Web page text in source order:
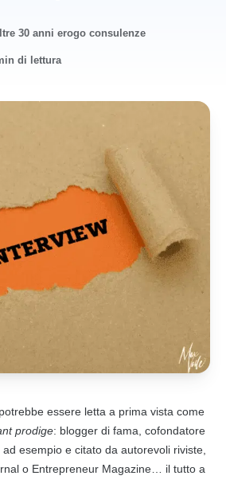
30 anni erogo consulenze
di lettura
potrebbe essere letta a prima vista come
prodige: blogger di fama, cofondatore
esempio e citato da autorevoli riviste,
o Entrepreneur Magazine… il tutto a